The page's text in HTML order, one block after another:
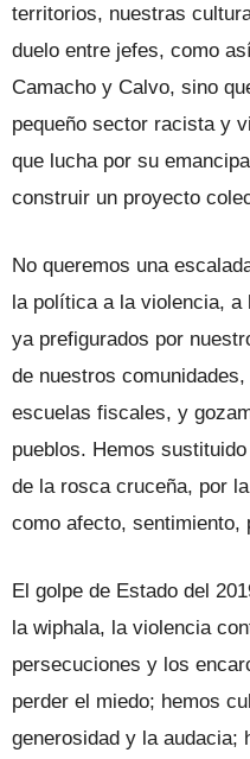
territorios, nuestras
duelo entre jefes, como
Camacho y Calvo, sino
pequeño sector racista y
que lucha por su
construir un proyecto
No queremos una
la política a la violencia,
ya prefigurados por
de nuestros
escuelas fiscales, y
pueblos. Hemos
de la rosca cruceña, por
como afecto, sentimiento,
El golpe de Estado del
la wiphala, la violencia
persecuciones y los
perder el miedo; hemos
generosidad y la audacia;